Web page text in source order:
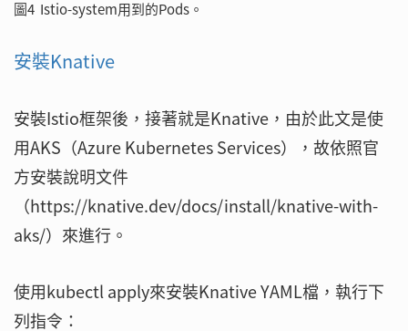
圖4 Istio-system用到的Pods。
安裝Knative
安裝Istio框架後，接著就是Knative，由於此文是使
用AKS（Azure Kubernetes Services），故依照官
方安裝說明文件
（https://knative.dev/docs/install/knative-with-
aks/）來進行。
使用kubectl apply來安裝Knative YAML檔，執行下
列指令：